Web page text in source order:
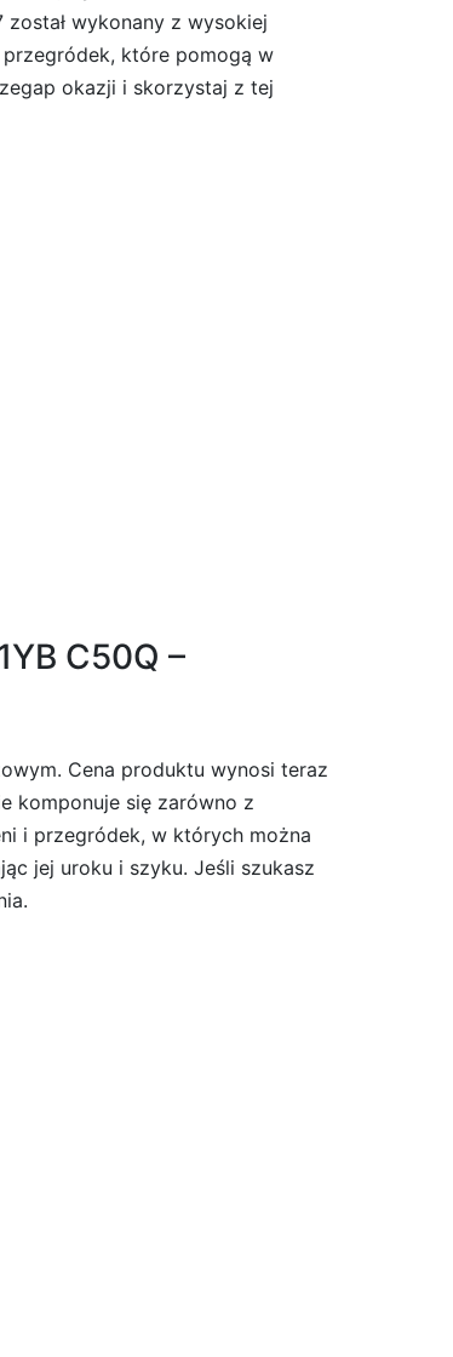
wykonany z wysokiej
które pomogą w
okazji i skorzystaj z tej
C50Q –
Cena produktu wynosi teraz
komponuje się zarówno z
i przegródek, w których można
jej uroku i szyku. Jeśli szukasz